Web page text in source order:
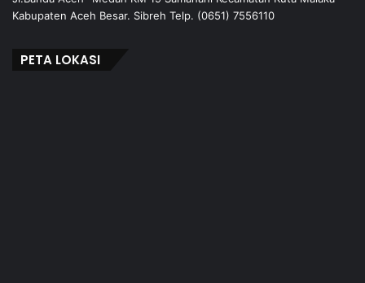
Kabupaten Aceh Besar. Sibreh Telp. (0651) 7556110
PETA LOKASI